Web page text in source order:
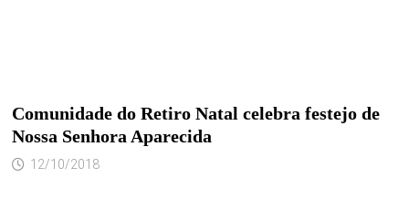
Comunidade do Retiro Natal celebra festejo de
Nossa Senhora Aparecida
12/10/2018